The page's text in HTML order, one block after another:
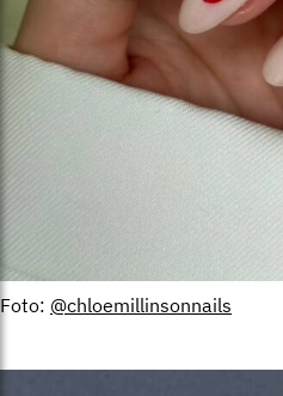
Foto: @chloemillinsonnails